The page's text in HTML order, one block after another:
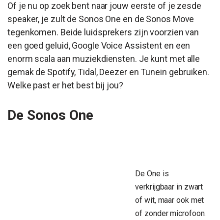
Of je nu op zoek bent naar jouw eerste of je zesde
speaker, je zult de Sonos One en de Sonos Move
tegenkomen. Beide luidsprekers zijn voorzien van
een goed geluid, Google Voice Assistent en een
enorm scala aan muziekdiensten. Je kunt met alle
gemak de Spotify, Tidal, Deezer en Tunein gebruiken.
Welke past er het best bij jou?
De Sonos One
De One is
verkrijgbaar in zwart
of wit, maar ook met
of zonder microfoon.